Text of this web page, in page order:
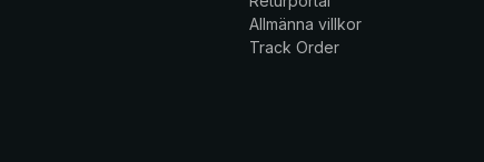
Allmänna villkor
Track Order